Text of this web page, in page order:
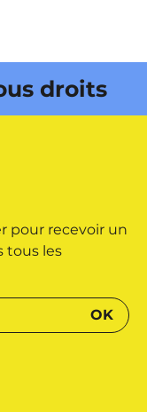
•
pour recevoir un
tous les